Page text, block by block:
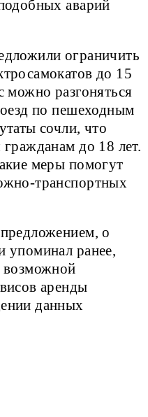
аварий
ограничить
до 15
можно разгоняться
по пешеходным
сочли, что
гражданам до 18 лет.
меры помогут
транспортных
о
упоминал ранее,
возможной
аренды
данных